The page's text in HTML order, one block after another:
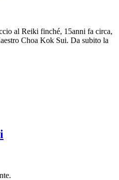
al Reiki finché, 15anni fa circa,
Choa Kok Sui. Da subito la